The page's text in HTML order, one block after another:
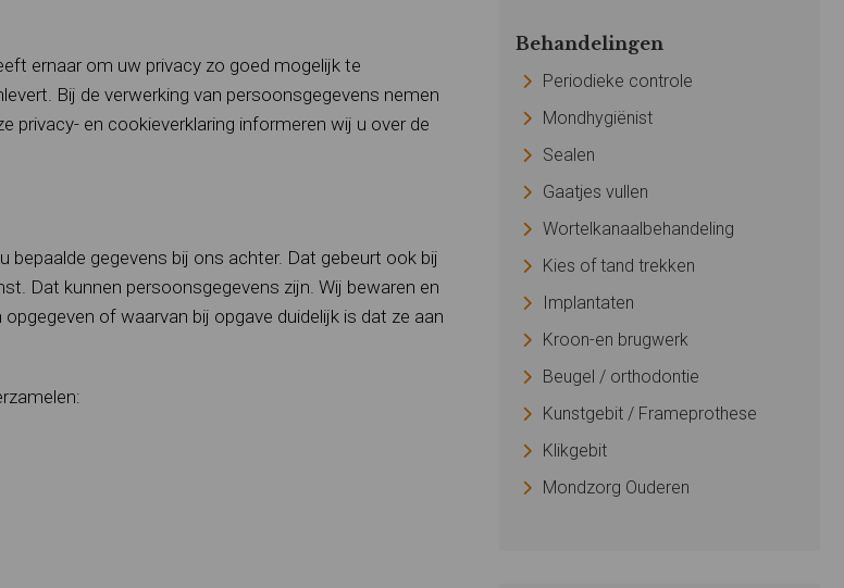
ernaar om uw privacy zo goed mogelijk te
Bij de verwerking van persoonsgegevens nemen
privacy- en cookieverklaring informeren wij u over de
bepaalde gegevens bij ons achter. Dat gebeurt ook bij
Dat kunnen persoonsgegevens zijn. Wij bewaren en
of waarvan bij opgave duidelijk is dat ze aan
Behandelingen
Periodieke controle
Mondhygiënist
Sealen
Gaatjes vullen
Wortelkanaalbehandeling
Kies of tand trekken
Implantaten
Kroon-en brugwerk
Beugel / orthodontie
Kunstgebit / Frameprothese
Klikgebit
Mondzorg Ouderen